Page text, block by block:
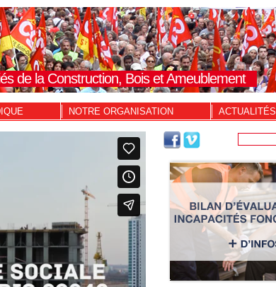
de la Construction, Bois et Ameublement
NOTRE ORGANISATION ACTUALITÉS